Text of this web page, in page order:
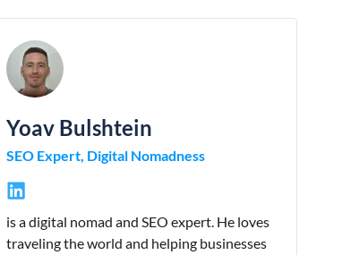
Yoav Bulshtein
SEO Expert, Digital Nomadness
is a digital nomad and SEO expert. He loves
traveling the world and helping businesses